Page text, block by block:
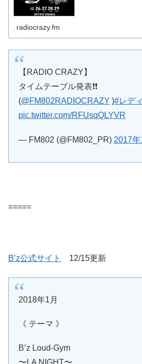
radiocrazy.fm
【RADIO CRAZY】
タイムテーブル発表❗️❗️
(@FM802RADIOCRAZY )#レデ
pic.twitter.com/RFUsqQLYVR
— FM802 (@FM802_PR) 2017年
=====
B’z公式サイト 12/15更新
2018年1月
《 テーマ 》
B’z Loud-Gym